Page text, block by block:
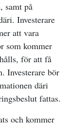
samt på
Investerare
att vara
som kommer
för att få
Investerare bör
däri
fattas.
och kommer